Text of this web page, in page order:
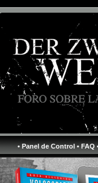
• Panel de Control • FAQ